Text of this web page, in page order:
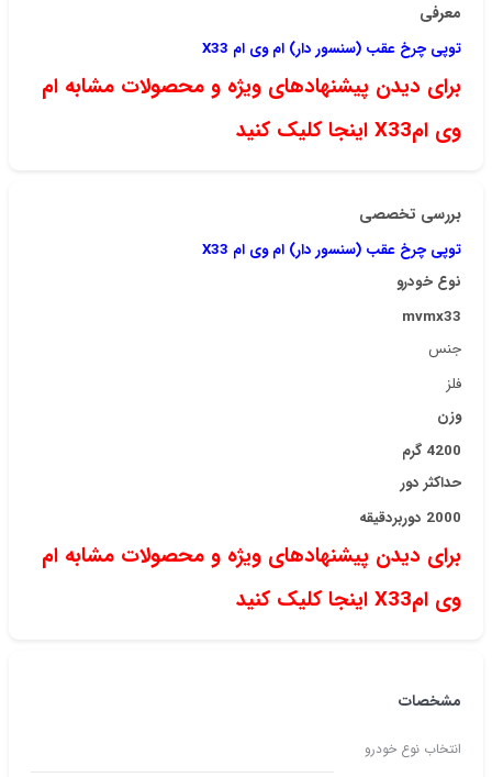
معرفی
توپی چرخ عقب (سنسور دار) ام وی ام X33
برای دیدن پیشنهادهای ویژه و محصولات مشابه ام
وی امX33 اینجا کلیک کنید
بررسی تخصصی
توپی چرخ عقب (سنسور دار) ام وی ام X33
نوع خودرو
mvmx33
جنس
فلز
وزن
4200 گرم
حداکثر دور
2000 دوربردقیقه
برای دیدن پیشنهادهای ویژه و محصولات مشابه ام
وی امX33 اینجا کلیک کنید
مشخصات
انتخاب نوع خودرو